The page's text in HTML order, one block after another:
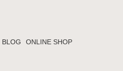
BLOG ONLINE SHOP